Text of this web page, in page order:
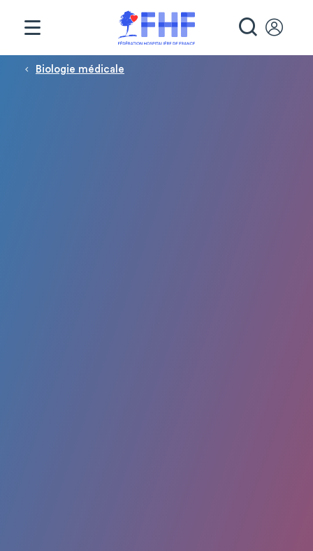
Fil d'Ariane
Biologie médicale
Panneau de gestion des cookies